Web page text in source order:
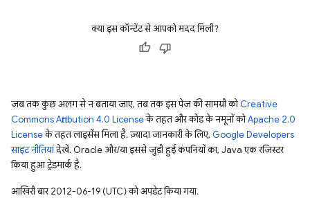
क्या इस कॉन्टेंट से आपको मदद मिली?
जब तक कुछ अलग से न बताया जाए, तब तक इस पेज की सामग्री कोCreative
Commons Attribution 4.0 Licenseके तहत और कोड के नमूनों कोApache 2.0
Licenseके तहत लाइसेंस मिला है. ज़्यादा जानकारी के लिए, Google Developers
साइट नीतियांदेखें. Oracle और/या इससे जुड़ी हुई कंपनियों का, Java एक रजिस्टर
किया हुआ ट्रेडमार्क है.
आखिरी बार 2012-06-19 (UTC) को अपडेट किया गया.